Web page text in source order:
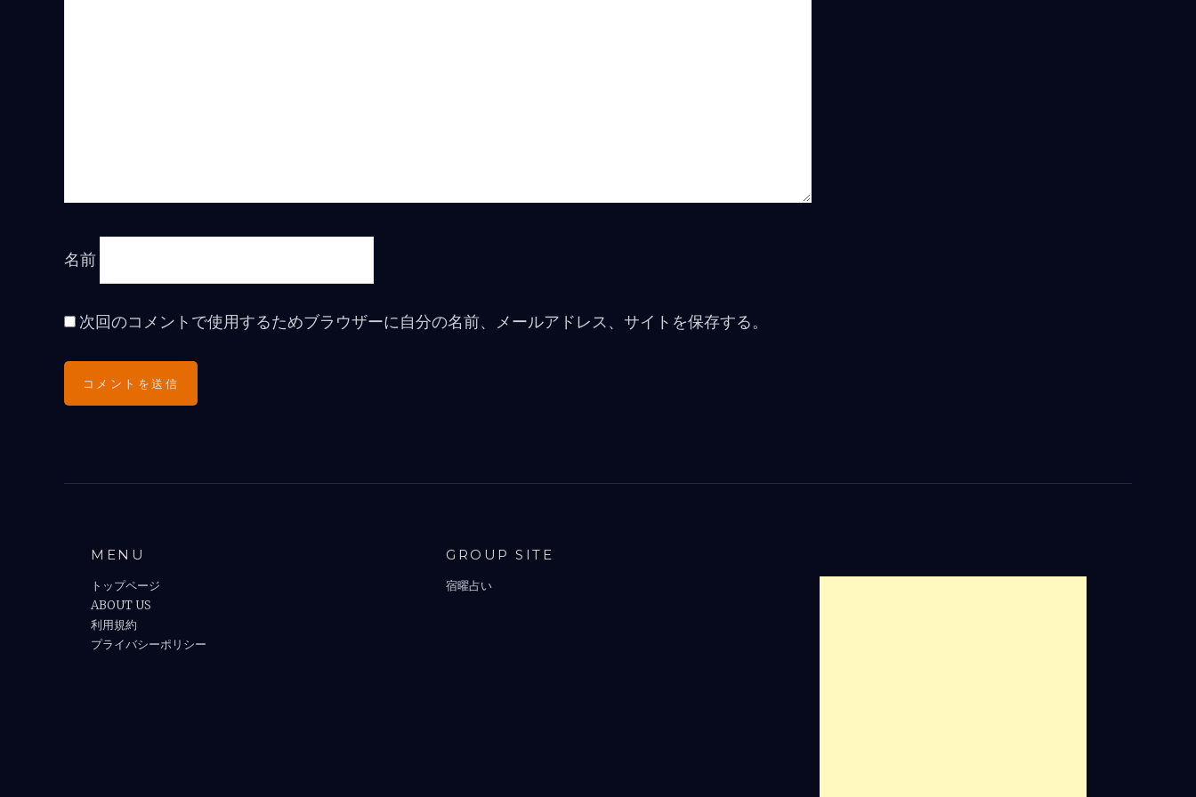
名前
次回のコメントで使用するためブラウザーに自分の名前、メールアドレス、サイトを保存する。
MENU
トップページ
ABOUT US
利用規約
プライバシーポリシー
GROUP SITE
宿曜占い